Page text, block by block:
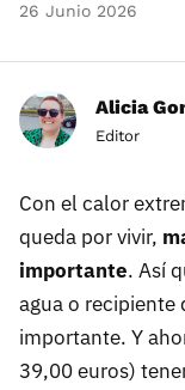
26 Junio 2026
Alicia
Editor
Con el calor
queda por vivir,
importante. Así
agua o recipiente
importante. Y
39,00 euros)